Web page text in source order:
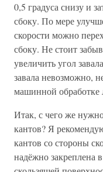
0,5 градуса снизу и
сбоку. По мере
скорости можно
сбоку. Не стоит
увеличить угол
завала невозможно,
машинной
Итак, с чего же
кантов? Я
кантов со стороны
надёжно закреплена